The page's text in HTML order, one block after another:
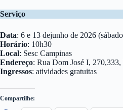
Serviço
Data: 6 e 13 dejunho de 2026
Horário: 10h30
Local: Sesc Campinas
Endereço: Rua Dom José I,
Ingressos: atividades gratuitas
Compartilhe: